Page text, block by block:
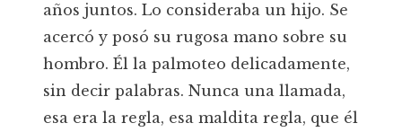
años juntos. Lo consideraba un hijo. Se
acercó y posó su rugosa mano sobre su
hombro. Él la palmoteo delicadamente,
sin decir palabras. Nunca una llamada,
esa era la regla, esa maldita regla, que él